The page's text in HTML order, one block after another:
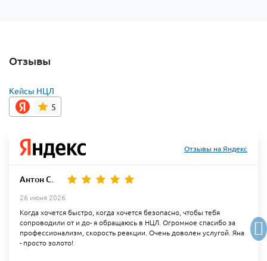
Отзывы
Кейсы НЦЛ
5
Отзывы на Яндекс
Антон С.
26 июня 2026
Когда хочется быстро, когда хочется безопасно, чтобы тебя
сопроводили от и до- я обращаюсь в НЦЛ. Огромное спасибо за
профессионализм, скорость реакции. Очень доволен услугой. Яна
- просто золото!